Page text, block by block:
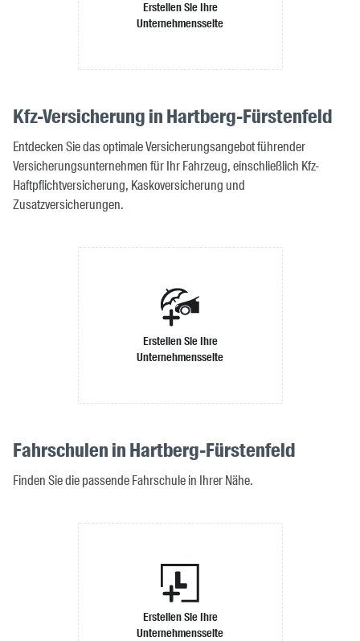
Erstellen Sie Ihre
Unternehmensseite
Kfz-Versicherung in Hartberg-Fürstenfeld
Entdecken Sie das optimale Versicherungsangebot führender
Versicherungsunternehmen für Ihr Fahrzeug, einschließlich Kfz-
Haftpflichtversicherung, Kaskoversicherung und
Zusatzversicherungen.
Erstellen Sie Ihre
Unternehmensseite
Fahrschulen in Hartberg-Fürstenfeld
Finden Sie die passende Fahrschule in Ihrer Nähe.
Erstellen Sie Ihre
Unternehmensseite